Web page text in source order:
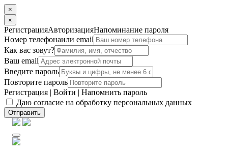
×
×
РегистрацияАвторизацияНапоминание пароля
Номер телефонаили email
Как вас зовут?
Ваш email
Введите пароль
Повторите пароль
Регистрация | Войти | Напомнить пароль
Даю согласие на обработку персональных данных
Отправить